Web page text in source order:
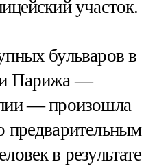
участок.
бульваров в
Парижа —
— произошла
предварительным
в результате